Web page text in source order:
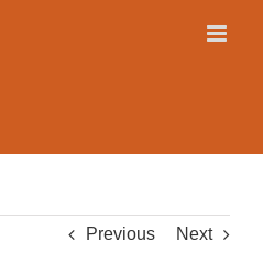
Previous Next